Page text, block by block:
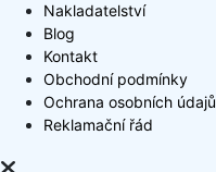
Nakladatelství
Blog
Kontakt
Obchodní podmínky
Ochrana osobních údajů
Reklamační řád